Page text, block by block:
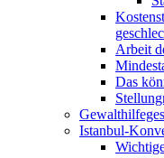
Arbeit
Das
Istanbul-